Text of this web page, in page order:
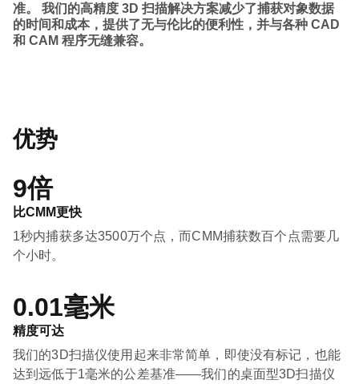
准。 我们的高精度 3D 扫描解决方案减少了捕获对象数据
的时间和成本，提供了无与伦比的便利性，并与各种 CAD
和 CAM 程序无缝兼容。
优势
9倍
比CMM更快
1秒内捕获多达3500万个点，而CMM捕获数百个点需要几
个小时。
0.01毫米
精度可达
我们的3D扫描仪使用起来非常简单，即使没有标记，也能
达到远低于1毫米的公差基准——我们的桌面型3D扫描仪